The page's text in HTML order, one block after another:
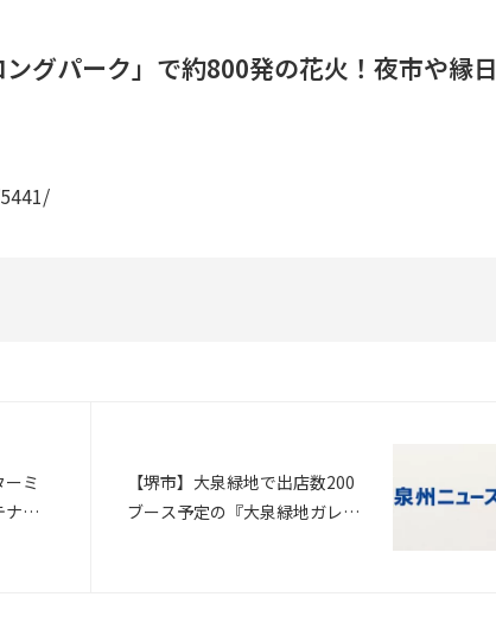
ングパーク」で約800発の花火！夜市や縁日
ミ
ナン
【堺市】大泉緑地で出店数200
ブース予定の『大泉緑地ガレー